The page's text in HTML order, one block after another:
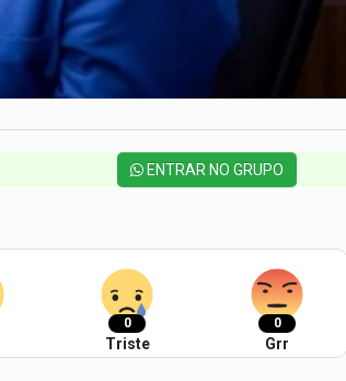
ENTRAR NO GRUPO
0
Triste
0
Grr